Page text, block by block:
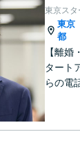
東京スタ
東京
都
【離
タート
らの電